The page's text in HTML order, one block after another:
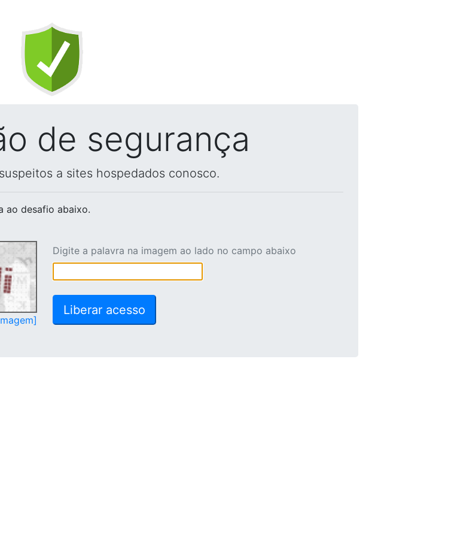
de segurança
a sites hospedados conosco.
ao desafio abaixo.
Digite a palavra na imagem ao lado no campo abaixo